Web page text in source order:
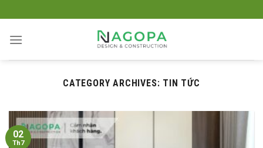
to
content
CATEGORY ARCHIVES: TIN TỨC
02
Th7